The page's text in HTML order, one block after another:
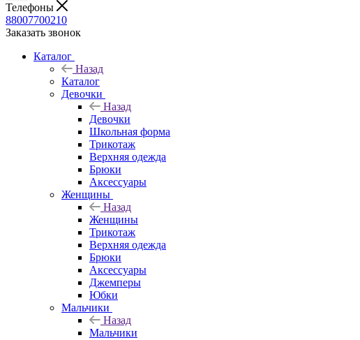
Телефоны
88007700210
Заказать звонок
Каталог
Назад
Каталог
Девочки
Назад
Девочки
Школьная форма
Трикотаж
Верхняя одежда
Брюки
Аксессуары
Женщины
Назад
Женщины
Трикотаж
Верхняя одежда
Брюки
Аксессуары
Джемперы
Юбки
Мальчики
Назад
Мальчики